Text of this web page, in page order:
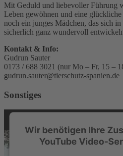
Mit Geduld und liebevoller Führung
Leben gewöhnen und eine
noch ein junges Mädchen, das sich
sicherlich ganz wundervoll
Kontakt & Info:
Gudrun Sauter
0173 / 688 3021 (nur Mo – Fr, 15 –
gudrun.sauter@tierschutz-spanien.de
Sonstiges
Wir benötigen Ihre
YouTube Video-